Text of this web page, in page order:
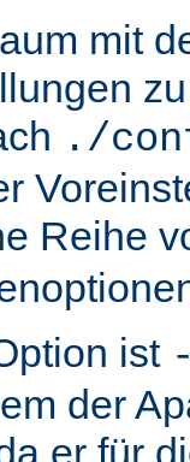
mit
./
Reihe
ist
der
er für